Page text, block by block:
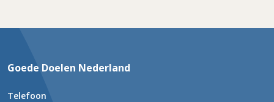
Goede Doelen Nederland
Telefoon